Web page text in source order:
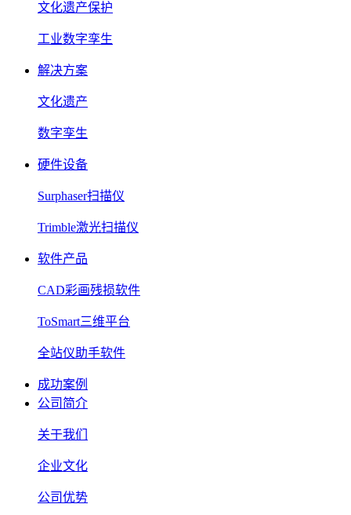
文化遗产保护
工业数字孪生
解决方案
文化遗产
数字孪生
硬件设备
Surphaser扫描仪
Trimble激光扫描仪
软件产品
CAD彩画残损软件
ToSmart三维平台
全站仪助手软件
成功案例
公司简介
关于我们
企业文化
公司优势